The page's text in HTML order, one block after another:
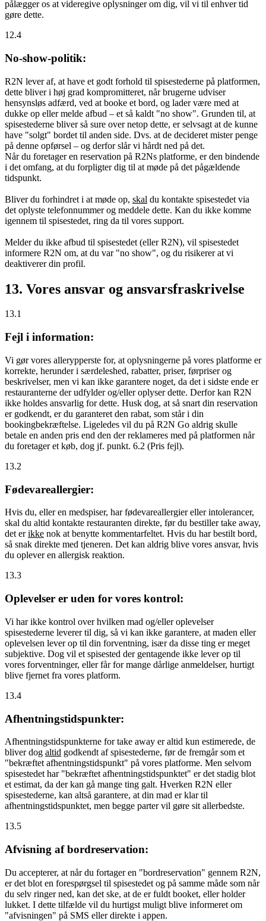
pålægger os at videregive oplysninger om dig, vil vi til enhver tid
gøre dette.
12.4
No-show-politik:
R2N lever af, at have et godt forhold til spisestederne på platformen,
dette bliver i høj grad kompromitteret, når brugerne udviser
hensynsløs adfærd, ved at booke et bord, og lader være med at
dukke op eller melde afbud – et så kaldt "no show". Grunden til, at
spisestederne bliver så sure over netop dette, er selvsagt at de kunne
have "solgt" bordet til anden side. Dvs. at de decideret mister penge
på denne opførsel – og derfor slår vi hårdt ned på det.
Når du foretager en reservation på R2Ns platforme, er den bindende
i det omfang, at du forpligter dig til at møde på det pågældende
tidspunkt.
Bliver du forhindret i at møde op, skal du kontakte spisestedet via
det oplyste telefonnummer og meddele dette. Kan du ikke komme
igennem til spisestedet, ring da til vores support.
Melder du ikke afbud til spisestedet (eller R2N), vil spisestedet
informere R2N om, at du var "no show", og du risikerer at vi
deaktiverer din profil.
13. Vores ansvar og ansvarsfraskrivelse
13.1
Fejl i information:
Vi gør vores allerypperste for, at oplysningerne på vores platforme er
korrekte, herunder i særdeleshed, rabatter, priser, førpriser og
beskrivelser, men vi kan ikke garantere noget, da det i sidste ende er
restauranterne der udfylder og/eller oplyser dette. Derfor kan R2N
ikke holdes ansvarlig for dette. Husk dog, at så snart din reservation
er godkendt, er du garanteret den rabat, som står i din
bookingbekræftelse. Ligeledes vil du på R2N Go aldrig skulle
betale en anden pris end den der reklameres med på platformen når
du foretager et køb, dog jf. punkt. 6.2 (Pris fejl).
13.2
Fødevareallergier:
Hvis du, eller en medspiser, har fødevareallergier eller intolerancer,
skal du altid kontakte restauranten direkte, før du bestiller take away,
det erikke nok at benytte kommentarfeltet. Hvis du har bestilt bord,
så snak direkte med tjeneren. Det kan aldrig blive vores ansvar, hvis
du oplever en allergisk reaktion.
13.3
Oplevelser er uden for vores kontrol:
Vi har ikke kontrol over hvilken mad og/eller oplevelser
spisestederne leverer til dig, så vi kan ikke garantere, at maden eller
oplevelsen lever op til din forventning, især da disse ting er meget
subjektive. Dog vil et spisested der gentagende ikke lever op til
vores forventninger, eller får for mange dårlige anmeldelser, hurtigt
blive fjernet fra vores platform.
13.4
Afhentningstidspunkter:
Afhentningstidspunkterne for take away er altid kun estimerede, de
bliver dog altid godkendt af spisestederne, før de fremgår som et
"bekræftet afhentningstidspunkt" på vores platforme. Men selvom
spisestedet har "bekræftet afhentningstidspunktet" er det stadig blot
et estimat, da der kan gå mange ting galt. Hverken R2N eller
spisestederne, kan altså garantere, at din mad er klar til
afhentningstidspunktet, men begge parter vil gøre sit allerbedste.
13.5
Afvisning af bordreservation:
Du accepterer, at når du fortager en "bordreservation" gennem R2N,
er det blot en forespørgsel til spisestedet og på samme måde som når
du selv ringer ned, kan det ske, at de er fuldt booket, eller holder
lukket. I dette tilfælde vil du hurtigst muligt blive informeret om
"afvisningen" på SMS eller direkte i appen.